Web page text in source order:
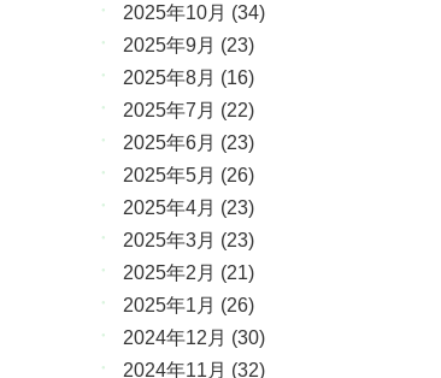
2025年10月 (34)
2025年9月 (23)
2025年8月 (16)
2025年7月 (22)
2025年6月 (23)
2025年5月 (26)
2025年4月 (23)
2025年3月 (23)
2025年2月 (21)
2025年1月 (26)
2024年12月 (30)
2024年11月 (32)